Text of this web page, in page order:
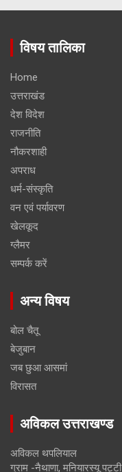
विषय तालिका
Home
उत्तराखंड
देश विदेश
राजनीति
नौकरशाही
अपराध
धर्म-संस्कृति
वन एवं पर्यावरण
खेलकूद
ग्लैमर
सम्पर्क करें
अन्य विषय
बोल चैतू
बेजुबान
जब छुआ आसमां
विरासत
अविकल उत्तराखण्ड
अविकल थपलियाल
ग्राम -नैथाणा, मनियारस्यू पट्टी